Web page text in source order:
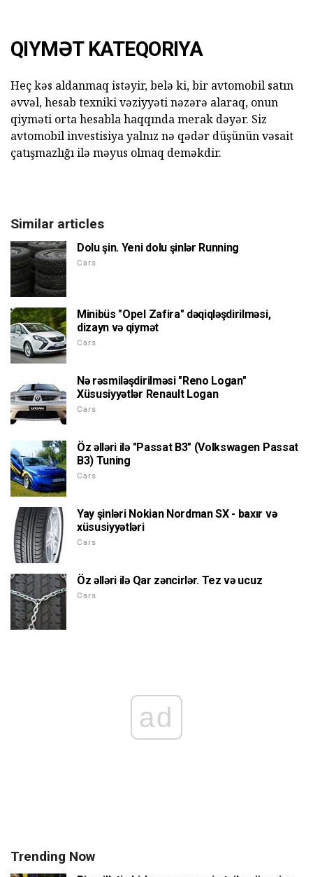
QIYMƏT KATEQORIYA
Heç kəs aldanmaq istəyir, belə ki, bir avtomobil satın
əvvəl, hesab texniki vəziyyəti nəzərə alaraq, onun
qiyməti orta hesabla haqqında merak dəyər. Siz
avtomobil investisiya yalnız nə qədər düşünün vəsait
çatışmazlığı ilə məyus olmaq deməkdir.
Similar articles
Dolu şin. Yeni dolu şinlər Running
Cars
Minibüs "Opel Zafira" dəqiqləşdirilməsi,
dizayn və qiymət
Cars
Nə rəsmiləşdirilməsi "Reno Logan"
Xüsusiyyətlər Renault Logan
Cars
Öz əlləri ilə "Passat B3" (Volkswagen Passat
B3) Tuning
Cars
Yay şinləri Nokian Nordman SX - baxır və
xüsusiyyətləri
Cars
Öz əlləri ilə Qar zəncirlər. Tez və ucuz
Cars
ad
Trending Now